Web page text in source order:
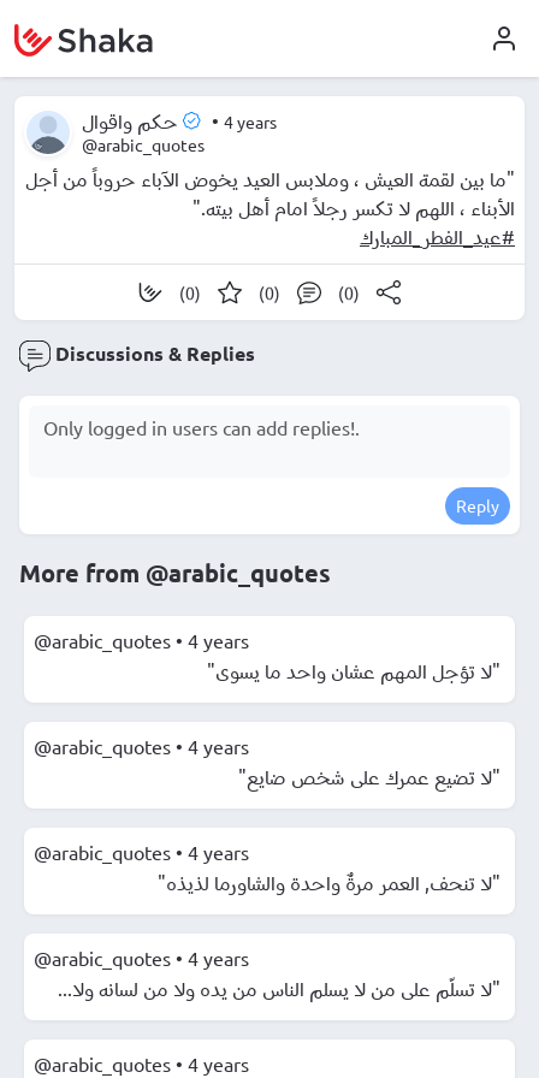
حكم واقوال • 4 years
@arabic_quotes
"ما بين لقمة العيش ، وملابس العيد يخوض الآباء حروباً من أجل
الأبناء ، اللهم لا تكسر رجلاً امام أهل بيته."
#عيد_الفطر_المبارك
(0) (0) (0)
Discussions & Replies
Reply
More from @arabic_quotes
@arabic_quotes • 4 years
"لا تؤجل المهم عشان واحد ما يسوى"
@arabic_quotes • 4 years
"لا تضيع عمرك على شخص ضايع"
@arabic_quotes • 4 years
"لا تنحف, العمر مرةٌ واحدة والشاورما لذيذه"
@arabic_quotes • 4 years
"لا تسلّم على من لا يسلم الناس من يده ولا من لسانه ولا...
@arabic_quotes • 4 years